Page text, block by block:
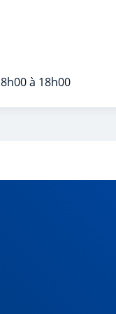
à 18h00